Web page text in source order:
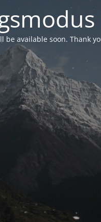
be available soon. Thank